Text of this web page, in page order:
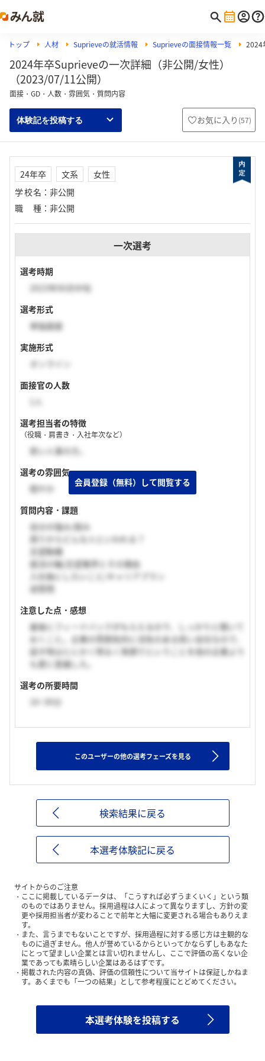
トップ 人材 Suprieveの就活情報 Suprieveの面接情報一覧 2024
2024年卒Suprieveの一次詳細（非公開/女性）
（2023/07/11公開）
面接・GD・人数・雰囲気・質問内容
体験記を投稿する お気に入り (57)
24年卒 文系
女性
学校名 ： 非公開
職種 ： 非公開
一次選考
選考時期
2023年06月中旬
選考形式
単独面接
実施形式
オンライン
面接官の人数
選考担当者の特徴
（役職・肩書き・入社年次など）
若い人事の方。
選考の雰囲気
穏やか
質問内容・課題
自分の強み/弱み
周りからどんな人といわれる？
志望動機
就活の軸/志望業界とその理由
入社後にしたいこと/キャリアプラン
逆質問
注意した点・感想
最後にフィードバックがもらえるので、しっかりと聞いて
おくこと。企業の雰囲気的に活気のある若い会社なので、
話す時はとにかく明るく笑顔でということを他の企業より
も更に意識した。
選考の所要時間
16~30分
このユーザーの他の選考フェーズを見る
検索結果に戻る
本選考体験記に戻る
サイトからのご注意
ここに掲載しているデータは、「こうすれば必ずうまくいく」という類
のものではありません。採用過程は人によって異なりますし、方針の変
更や採用担当者が変わることで前年と大幅に変更される場合もありえま
す。
また、言うまでもないことですが、採用過程に対する感じ方は主観的な
ものに過ぎません。他人が誉めているからといってかならずしもあなた
にとって望ましい企業とは言い切れませんし、ここで評価の高くない企
業であっても素晴らしい企業はあるはずです。
掲載された内容の真偽、評価の信頼性について当サイトは保証しかねま
す。あくまでも「一つの結果」として参考程度にとどめてください。
本選考体験を投稿する